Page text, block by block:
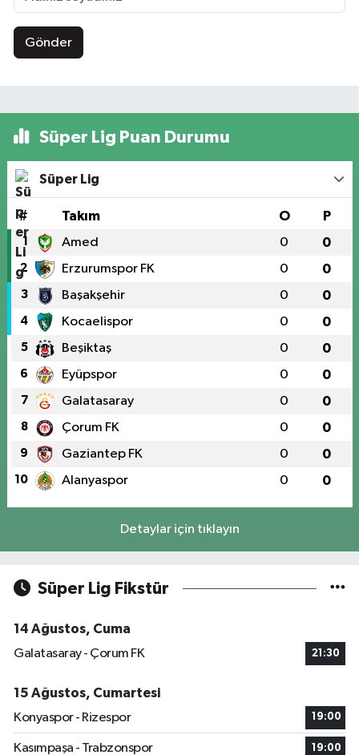
Gönder
Süper Lig Puan Durumu
Süper Lig
# Takım O P
1 Amed 0 0
2 Erzurumspor FK 0 0
3 Başakşehir 0 0
4 Kocaelispor 0 0
5 Beşiktaş 0 0
6 Eyüpspor 0 0
7 Galatasaray 0 0
8 Çorum FK 0 0
9 Gaziantep FK 0 0
10 Alanyaspor 0 0
Detaylar için tıklayın
Süper Lig Fikstür
14 Ağustos, Cuma
Galatasaray - Çorum FK
21:30
15 Ağustos, Cumartesi
Konyaspor - Rizespor
19:00
Kasımpaşa - Trabzonspor 19:00